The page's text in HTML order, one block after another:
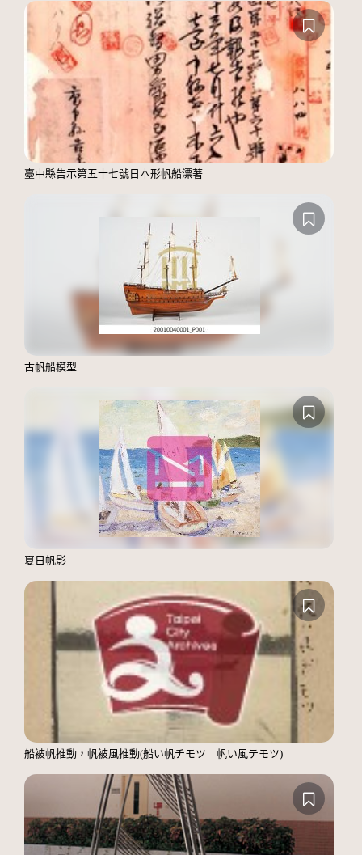
臺中縣告示第五十七號日本形帆船漂著
古帆船模型
夏日帆影
船被帆推動，帆被風推動(船い帆チモツ 帆い風テモツ)